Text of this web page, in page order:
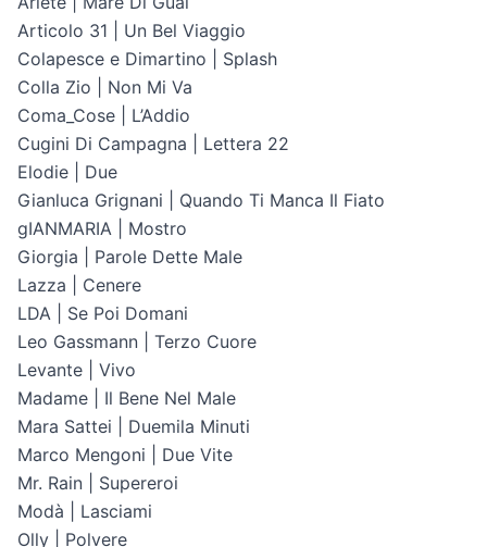
Articolo 31 | Un Bel Viaggio
Colapesce e Dimartino | Splash
Colla Zio | Non Mi Va
Coma_Cose | L’Addio
Cugini Di Campagna | Lettera 22
Elodie | Due
Gianluca Grignani | Quando Ti Manca Il Fiato
gIANMARIA | Mostro
Giorgia | Parole Dette Male
Lazza | Cenere
LDA | Se Poi Domani
Leo Gassmann | Terzo Cuore
Levante | Vivo
Madame | Il Bene Nel Male
Mara Sattei | Duemila Minuti
Marco Mengoni | Due Vite
Mr. Rain | Supereroi
Modà | Lasciami
Olly | Polvere